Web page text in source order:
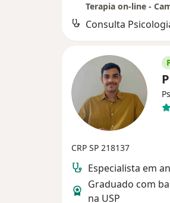
Terapia on-line -
Consulta
CRP SP 218137
Especialista em
Graduado com
na USP